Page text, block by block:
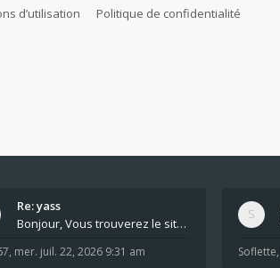
d’utilisation Politique de confidentialité
Re: yass
Bonjour, Vous trouverez le site ici dans le foru
, mer. juil. 22, 2026 9:31 am Soflette,